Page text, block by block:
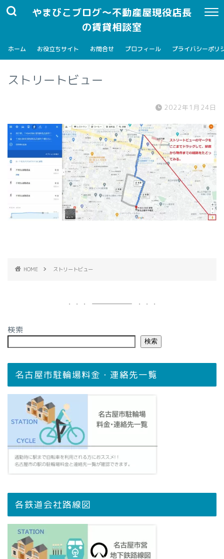
やまびこブログ～不動産屋現役店長
の賃貸相談室
ホーム お役立ちサイト お問合せ プロフィール プライバシーポリ
ストリートビュー
2022年1月24日
HOME ストリートビュー
検索
検索
名古屋市駐輪場料金・連絡先一覧
各鉄道会社路線図